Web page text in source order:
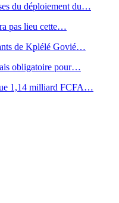
du déploiement du…
pas lieu cette…
de Kplélé Govié…
obligatoire pour…
1,14 milliard FCFA…